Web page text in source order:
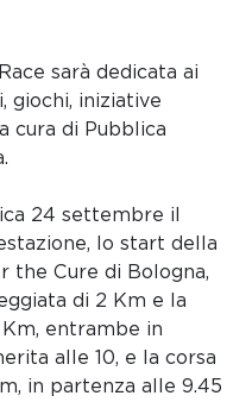
sarà dedicata ai
giochi, iniziative
cura di Pubblica
24 settembre il
lo start della
the Cure di Bologna,
di 2 Km e la
entrambe in
alle 10, e la corsa
in partenza alle 9.45